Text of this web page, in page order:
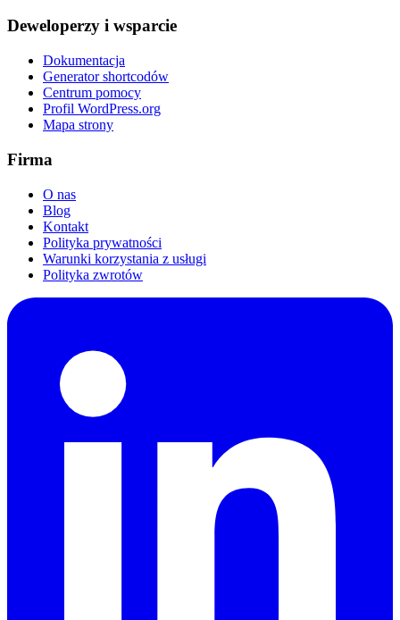
Deweloperzy i wsparcie
Dokumentacja
Generator shortcodów
Centrum pomocy
Profil WordPress.org
Mapa strony
Firma
O nas
Blog
Kontakt
Polityka prywatności
Warunki korzystania z usługi
Polityka zwrotów